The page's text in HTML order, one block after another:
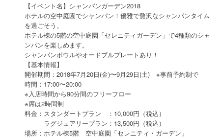
【イベント名】シャンパンガーデン2018
ホテルの空中庭園でシャンパン！優雅で贅沢なシャンパンタイム
を過ごそう。
ホテル棟の5階の空中庭園「セレニティガーデン」で4種類のシャ
ンパンを楽しめます。
シャンパンボウルやオードブルプレートあり！
【基本情報】
開催期間：2018年7月20日(金)〜9月29日(土) ※事前予約制で
時間：17:00〜20:00
※入店時間から90分間のフリーフロー
※席は2時間制
料金：スタンダートプラン ：10,000円（税込）
ラグジュアリープラン：13,500円（税込）
場所：ホテル棟5階 空中庭園「セレニティ・ガーデン」